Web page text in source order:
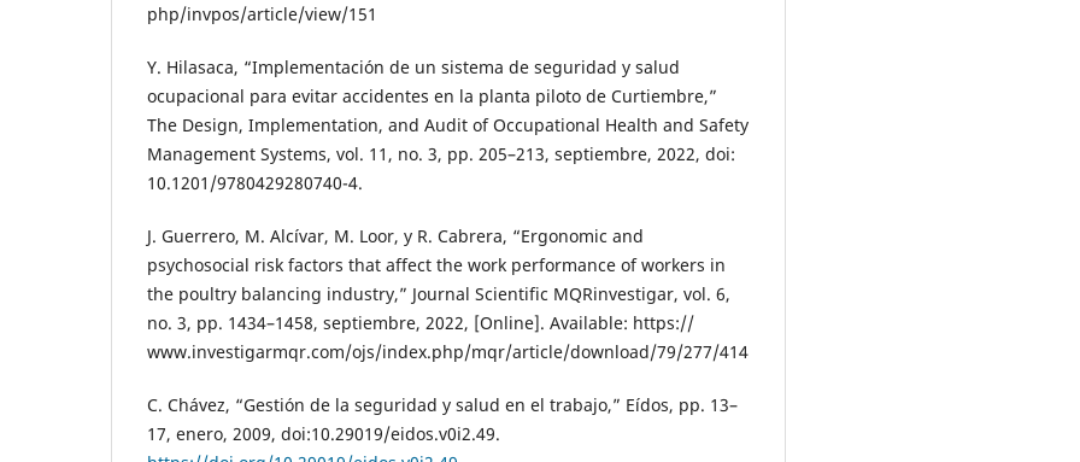
php/invpos/article/view/151
Y. Hilasaca, “Implementación de un sistema de seguridad y salud
ocupacional para evitar accidentes en la planta piloto de Curtiembre,”
The Design, Implementation, and Audit of Occupational Health and Safety
Management Systems, vol. 11, no. 3, pp. 205–213, septiembre, 2022, doi:
10.1201/9780429280740-4.
J. Guerrero, M. Alcívar, M. Loor, y R. Cabrera, “Ergonomic and
psychosocial risk factors that affect the work performance of workers in
the poultry balancing industry,” Journal Scientific MQRinvestigar, vol. 6,
no. 3, pp. 1434–1458, septiembre, 2022, [Online]. Available: https://
www.investigarmqr.com/ojs/index.php/mqr/article/download/79/277/414
C. Chávez, “Gestión de la seguridad y salud en el trabajo,” Eídos, pp. 13–
17, enero, 2009, doi:10.29019/eidos.v0i2.49.